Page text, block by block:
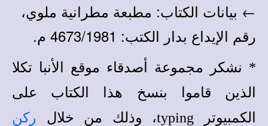
← بيانات الكتاب: مطبعة مطرانية ملوي،
رقم الإيداع بدار الكتب: 4673/1981 م.
* نشكر مجموعة أصدقاء موقع الأنبا تكلا
الذين قاموا بنسخ هذا الكتاب على
الكمبيوتر typing، وذلك من خلال
ركن